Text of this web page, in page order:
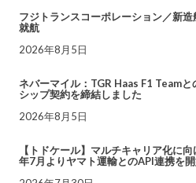
フジトランスコーポレーション／新造
就航
2026年8月5日
ネバーマイル：TGR Haas F1 Teamと
シップ契約を締結しました
2026年8月5日
【トドケール】マルチキャリア化に
年7月よりヤマト運輸とのAPI連携を